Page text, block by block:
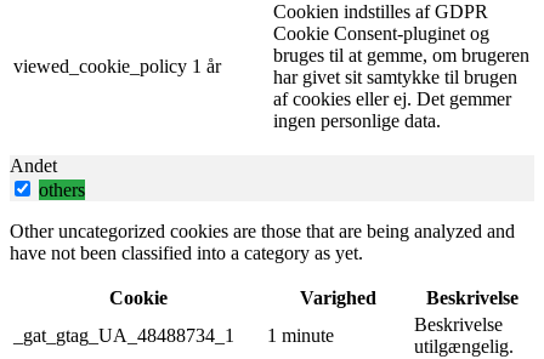
viewed_cookie_policy 1 år
Cookien indstilles af GDPR
Cookie Consent-pluginet og
bruges til at gemme, om brugeren
har givet sit samtykke til brugen
af ​​cookies eller ej. Det gemmer
ingen personlige data.
Andet
others
Other uncategorized cookies are those that are being analyzed and
have not been classified into a category as yet.
Cookie Varighed
Beskrivelse
_gat_gtag_UA_48488734_1
1 minute
Beskrivelse
utilgængelig.